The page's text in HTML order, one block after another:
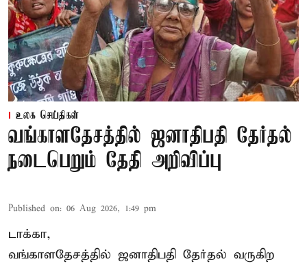
உலக செய்திகள்
வங்காளதேசத்தில் ஜனாதிபதி தேர்தல்
நடைபெறும் தேதி அறிவிப்பு
Published on: 06 Aug 2026, 1:49 pm
டாக்கா,
வங்காளதேசத்தில் ஜனாதிபதி தேர்தல் வருகிற